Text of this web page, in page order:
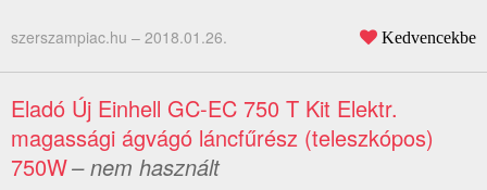
szerszampiac.hu – 2018.01.26. Kedvencekbe
Eladó Új Einhell GC-EC 750 T Kit Elektr.
magassági ágvágó láncfűrész (teleszkópos)
750W– nem használt